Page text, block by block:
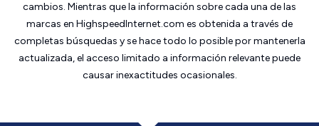
cambios. Mientras que la información sobre cada una de las
marcas en HighspeedInternet.com es obtenida a través de
completas búsquedas y se hace todo lo posible por mantenerla
actualizada, el acceso limitado a información relevante puede
causar inexactitudes ocasionales.